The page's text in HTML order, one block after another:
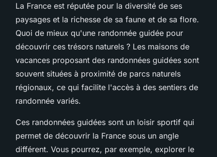
La France est réputée pour la diversité de ses
paysages et la richesse de sa faune et de sa flore.
Quoi de mieux qu'une randonnée guidée pour
découvrir ces trésors naturels ? Les maisons de
vacances proposant des randonnées guidées sont
souvent situées à proximité de parcs naturels
régionaux, ce qui facilite l'accès à des sentiers de
randonnée variés.
Ces randonnées guidées sont un loisir sportif qui
permet de découvrir la France sous un angle
différent. Vous pourrez, par exemple, explorer le